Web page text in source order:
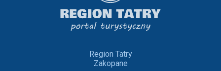
Region Tatry
Zakopane